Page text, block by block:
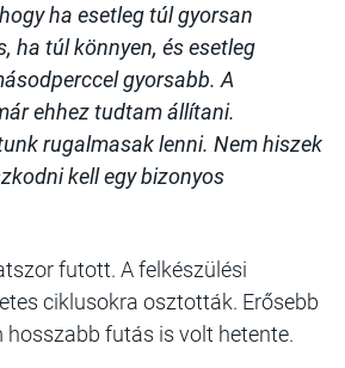
ha esetleg túl gyorsan
ha túl könnyen, és esetleg
gyorsabb. A
ehhez tudtam állítani.
rugalmasak lenni. Nem hiszek
kell egy bizonyos
futott. A felkészülési
ciklusokra osztották. Erősebb
hosszabb futás is volt hetente.